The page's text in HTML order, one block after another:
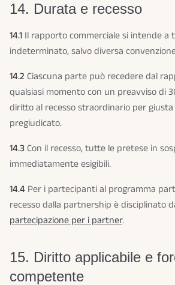
14. Durata e recesso
14.1 Il rapporto commerciale si intende a
indeterminato, salvo diversa
14.2 Ciascuna parte può recedere dal
qualsiasi momento con un preavviso di
diritto al recesso straordinario per
pregiudicato.
14.3Con il recesso, tutte le pretese in
immediatamente esigibili.
14.4 Per i partecipanti al programma
recesso dalla partnership è disciplinato
partecipazione per i partner.
15. Diritto applicabile e
competente